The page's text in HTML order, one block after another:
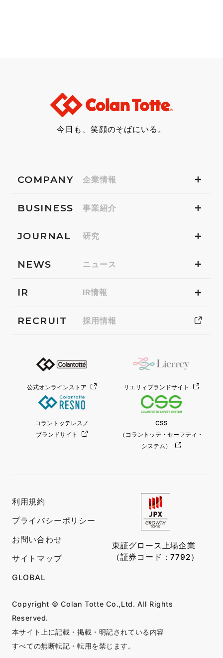
今日も、笑顔のそばにいる。
COMPANY 企業情報
BUSINESS 事業紹介
JOURNAL 研究
NEWS ニュース
IR IR情報
RECRUIT 採用情報
公式オンラインストア リエリィブランドサイト
コラントッテレスノ
ブランドサイト
CSS
（コラントッテ・セーフティ・
システム）
利用規約
プライバシーポリシー
お問い合わせ
サイトマップ
GLOBAL
Copyright © Colan Totte Co.,Ltd. All Rights
Reserved.
本サイト上に記載・掲載・明記されている内容
すべての無断転記・転用を禁じます。
東証グロース上場企業
（証券コード：7792）